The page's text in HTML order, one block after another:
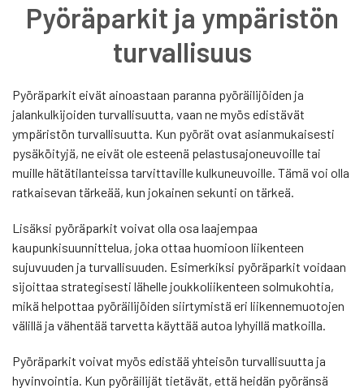
Pyöräparkit ja ympäristön
turvallisuus
Pyöräparkit eivät ainoastaan paranna pyöräilijöiden ja
jalankulkijoiden turvallisuutta, vaan ne myös edistävät
ympäristön turvallisuutta. Kun pyörät ovat asianmukaisesti
pysäköityjä, ne eivät ole esteenä pelastusajoneuvoille tai
muille hätätilanteissa tarvittaville kulkuneuvoille. Tämä voi olla
ratkaisevan tärkeää, kun jokainen sekunti on tärkeä.
Lisäksi pyöräparkit voivat olla osa laajempaa
kaupunkisuunnittelua, joka ottaa huomioon liikenteen
sujuvuuden ja turvallisuuden. Esimerkiksi pyöräparkit voidaan
sijoittaa strategisesti lähelle joukkoliikenteen solmukohtia,
mikä helpottaa pyöräilijöiden siirtymistä eri liikennemuotojen
välillä ja vähentää tarvetta käyttää autoa lyhyillä matkoilla.
Pyöräparkit voivat myös edistää yhteisön turvallisuutta ja
hyvinvointia. Kun pyöräilijät tietävät, että heidän pyöränsä